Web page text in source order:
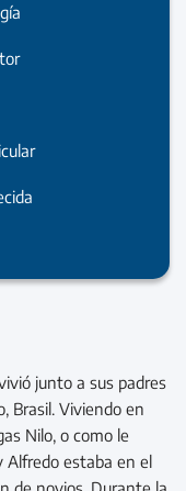
junto a sus padres
Brasil. Viviendo en
Nilo, o como le
Alfredo estaba en el